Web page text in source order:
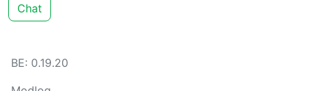
Chat
BE: 0.19.20